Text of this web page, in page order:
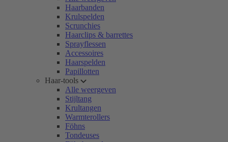
Haarbanden
Krulspelden
Scrunchies
Haarclips & barrettes
Sprayflessen
Accessoires
Haarspelden
Papillotten
Haar-tools
Alle weergeven
Stijltang
Krultangen
Warmterollers
Föhns
Tondeuses